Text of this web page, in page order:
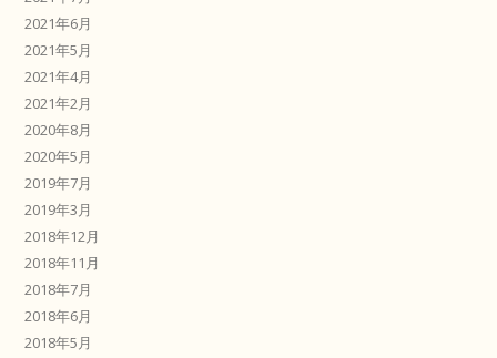
2021年6月
2021年5月
2021年4月
2021年2月
2020年8月
2020年5月
2019年7月
2019年3月
2018年12月
2018年11月
2018年7月
2018年6月
2018年5月